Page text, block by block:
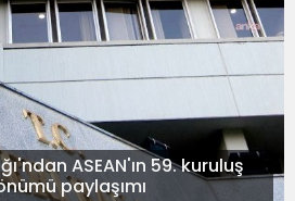
ASEAN'ın 59. kuruluş
paylaşımı